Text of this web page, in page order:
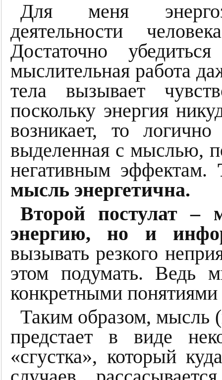
Для меня
деятельности
Достаточно
мыслительная работа
тела вызывает
поскольку энергия
возникает, то
выделенная с мыслью,
негативным эффектам.
мысль энергетична.
Второй постулат –
энергию, но и
вызывать резкого
этом подумать. Ведь
конкретными
Таким образом, мысль
предстает в виде
«сгустка», который